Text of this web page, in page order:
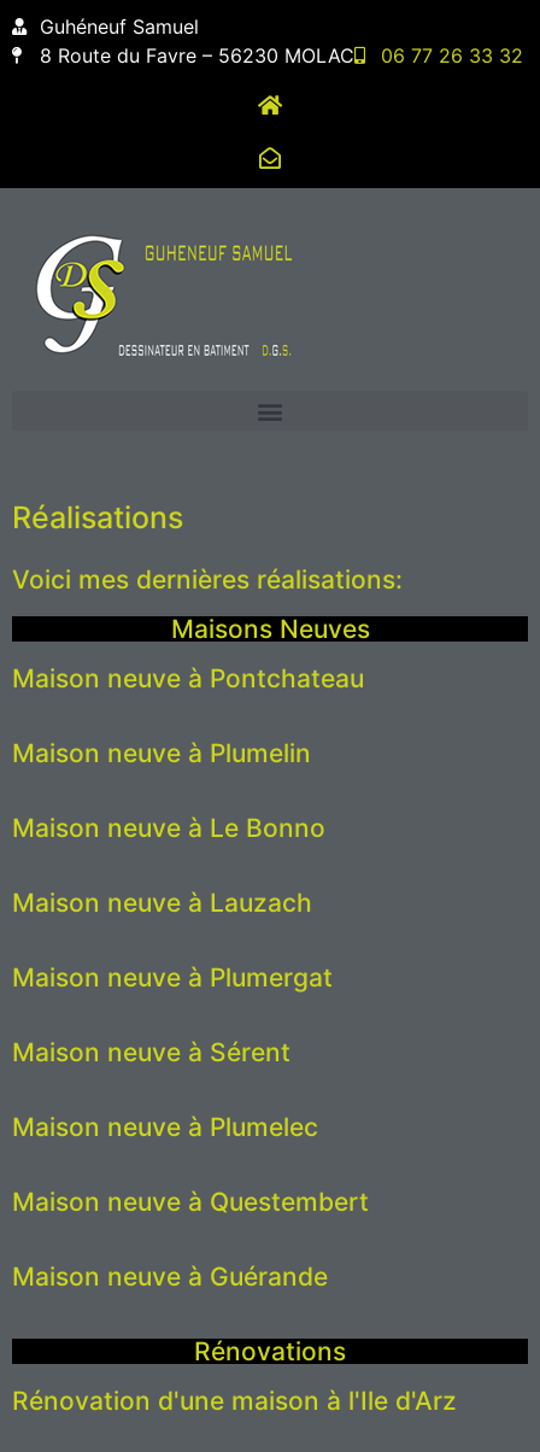
principal
Guhéneuf Samuel
8 Route du Favre – 56230 MOLAC
06 77 26 33 32
Réalisations
Voici mes dernières réalisations:
Maisons Neuves
Maison neuve à Pontchateau
Maison neuve à Plumelin
Maison neuve à Le Bonno
Maison neuve à Lauzach
Maison neuve à Plumergat
Maison neuve à Sérent
Maison neuve à Plumelec
Maison neuve à Questembert
Maison neuve à Guérande
Rénovations
Rénovation d'une maison à l'Ile d'Arz